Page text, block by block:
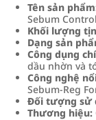
Tên sản
Sebum
Khối lượng
Dạng sản
Công dụng
dầu nhờn và
Công nghệ
Sebum‑Reg
Đối tượng sử
Thương hiệu: